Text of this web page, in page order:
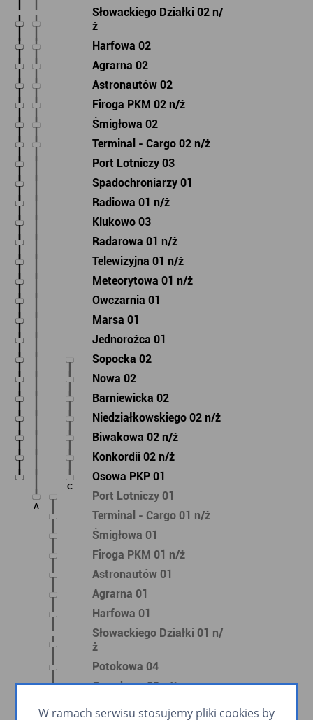
Słowackiego Działki 02 n/
ż
Harfowa 02
Agrarna 02
Astronautów 02
Firoga PKM 02 n/ż
Śmigłowa 02
Terminal - Cargo 02 n/ż
Port Lotniczy 03
Spadochroniarzy 01
Radiowa 01 n/ż
Klukowo 03
Radarowa 01 n/ż
Telewizyjna 01 n/ż
Meteorytowa 01 n/ż
Owczarnia 01
Marsa 01
Jednorożca 01
Sopocka 02
Nowa 02
Barniewicka 02
Niedziałkowskiego 02 n/ż
Biwakowa 02 n/ż
Konkordii 02 n/ż
C
Osowa PKP 01
A
Port Lotniczy 01
Terminal - Cargo 01 n/ż
Śmigłowa 01
Firoga PKM 01 n/ż
Astronautów 01
Agrarna 01
Harfowa 01
Słowackiego Działki 01 n/
ż
Potokowa 04
Ogrodowa 02 n/ż
Brętowo PKM 04
W ramach serwisu stosujemy pliki cookies by